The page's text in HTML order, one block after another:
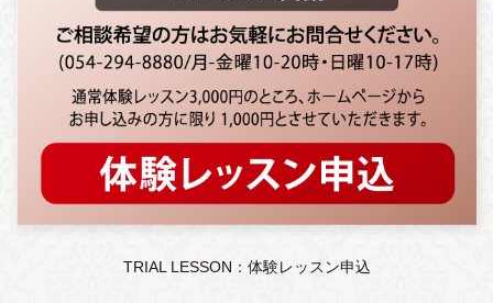
TRIAL LESSON：体験レッスン申込